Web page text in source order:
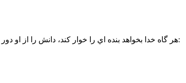
هر گاه خدا بخواهد بنده اي را خوار كند، دانش را از اوحضرت علی (ع):